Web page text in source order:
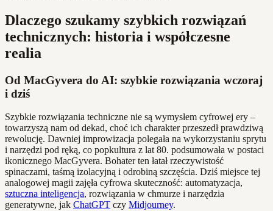
Dlaczego szukamy szybkich rozwiązań
technicznych: historia i współczesne
realia
Od MacGyvera do AI: szybkie rozwiązania wczoraj
i dziś
Szybkie rozwiązania techniczne nie są wymysłem cyfrowej ery –
towarzyszą nam od dekad, choć ich charakter przeszedł prawdziwą
rewolucję. Dawniej improwizacja polegała na wykorzystaniu sprytu
i narzędzi pod ręką, co popkultura z lat 80. podsumowała w postaci
ikonicznego MacGyvera. Bohater ten łatał rzeczywistość
spinaczami, taśmą izolacyjną i odrobiną szczęścia. Dziś miejsce tej
analogowej magii zajęła cyfrowa skuteczność: automatyzacja,
sztuczna inteligencja, rozwiązania w chmurze i narzędzia
generatywne, jak ChatGPT czy Midjourney.